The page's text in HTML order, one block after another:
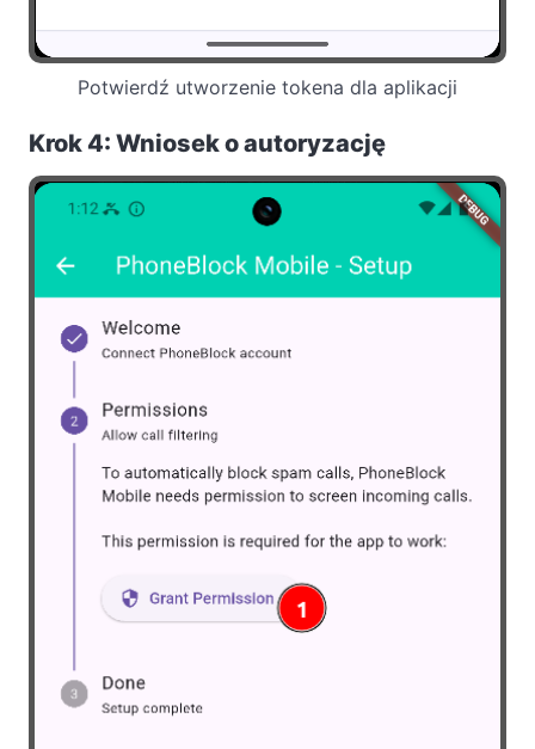
Potwierdź utworzenie tokena dla aplikacji
Krok 4: Wniosek o autoryzację